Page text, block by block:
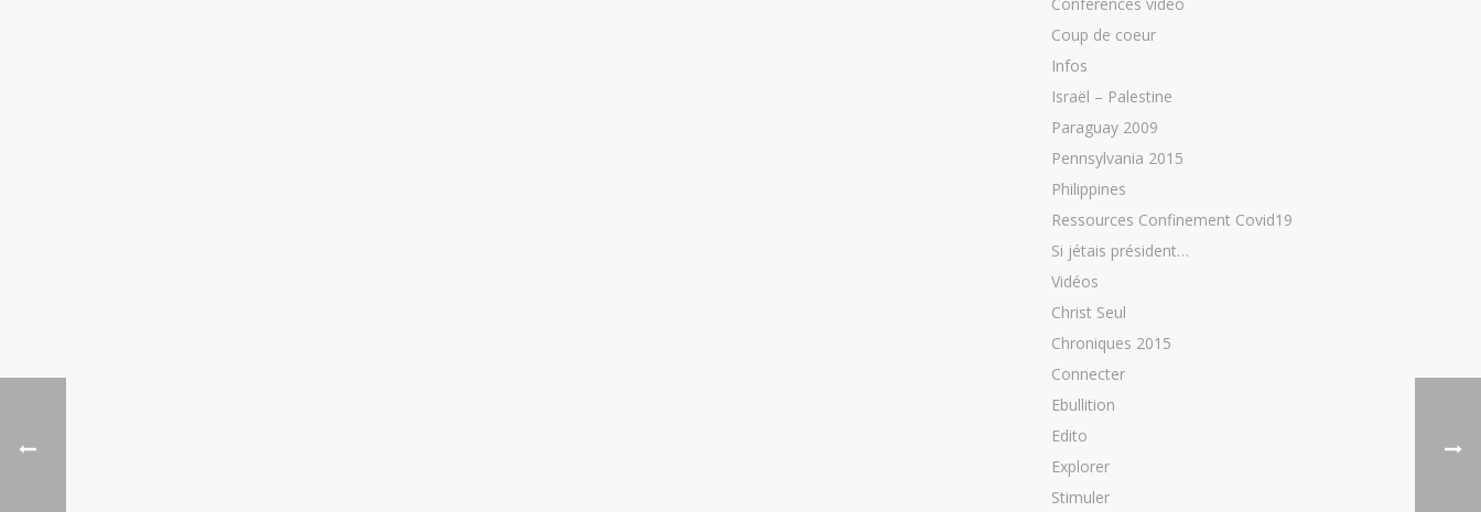
Coup de coeur
Infos
Israël – Palestine
Paraguay 2009
Pennsylvania 2015
Philippines
Ressources Confinement Covid19
Si jétais président…
Vidéos
Christ Seul
Chroniques 2015
Connecter
Ebullition
Edito
Explorer
Stimuler